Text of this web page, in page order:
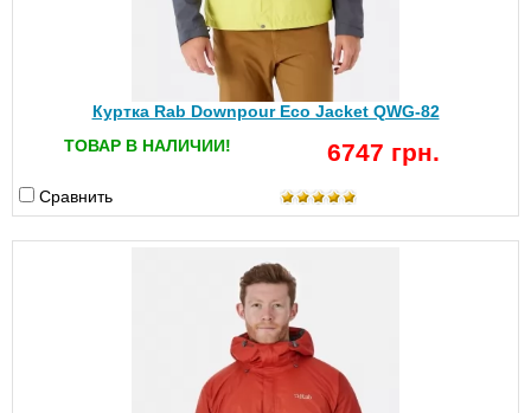
Куртка Rab Downpour Eco Jacket QWG-82
ТОВАР В НАЛИЧИИ!
6747 грн.
Сравнить